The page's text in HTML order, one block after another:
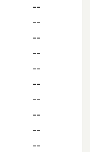
--
--
--
--
--
--
--
--
--
--